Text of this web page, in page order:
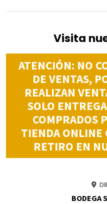
Visita
ATENCIÓN: NO
DE VENTAS,
REALIZAN
SOLO
COMPRADOS
TIENDA ONLINE
RETIRO EN
BODEGA